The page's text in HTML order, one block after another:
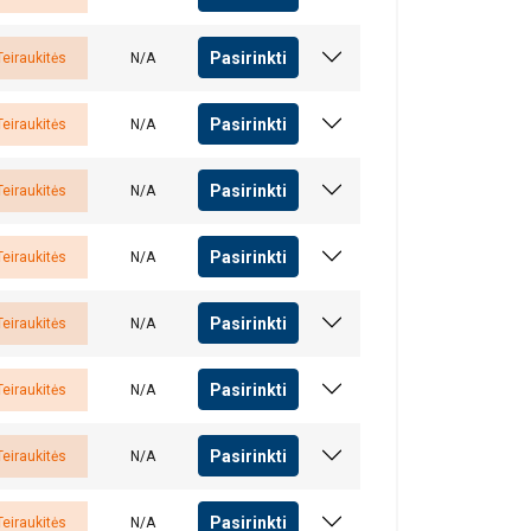
N/A Pasirinkti
N/A Pasirinkti
N/A Pasirinkti
N/A Pasirinkti
N/A Pasirinkti
N/A Pasirinkti
N/A Pasirinkti
N/A Pasirinkti
Elastingumo Pailgėjimas
LITHUANIAN
ENGLISH TRANSLATION
pat dalijamės
kurie gali
jų